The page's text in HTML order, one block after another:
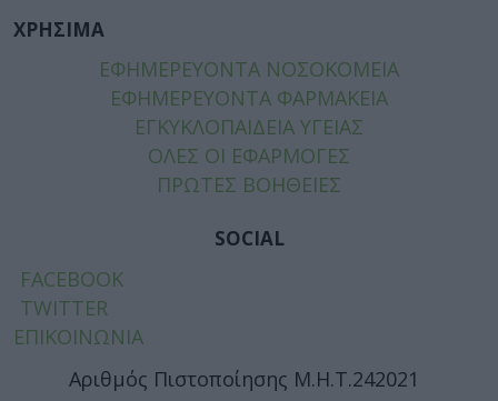
ΧΡΗΣΙΜΑ
ΕΦΗΜΕΡΕΥΟΝΤΑ ΝΟΣΟΚΟΜΕΙΑ
ΕΦΗΜΕΡΕΥΟΝΤΑ ΦΑΡΜΑΚΕΙΑ
ΕΓΚΥΚΛΟΠΑΙΔΕΙΑ ΥΓΕΙΑΣ
ΟΛΕΣ ΟΙ ΕΦΑΡΜΟΓΕΣ
ΠΡΩΤΕΣ ΒΟΗΘΕΙΕΣ
SOCIAL
FACEBOOK
TWITTER
ΕΠΙΚΟΙΝΩΝΙΑ
Αριθμός Πιστοποίησης Μ.Η.Τ.242021